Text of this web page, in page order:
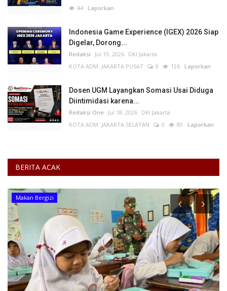
44 Laporkan
Indonesia Game Experience (IGEX) 2026 Siap
Digelar, Dorong...
Redaksi Jul 19, 2026 DKI Jakarta
KOTA ADM. JAKARTA PUSAT
0 126 Laporkan
Dosen UGM Layangkan Somasi Usai Diduga
Diintimidasi karena...
Redaksi One Jul 18, 2026 DKI Jakarta
KOTA ADM. JAKARTA SELATAN
0 80 Laporkan
BERITA ACAK
Pendidikan